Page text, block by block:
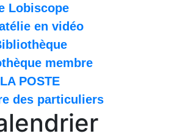
Lobiscope
en vidéo
membre
LA POSTE
des particuliers